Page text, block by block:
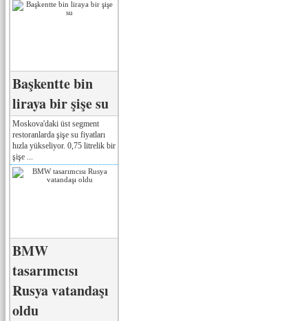
Başkentte bin
liraya bir şişe su
Moskova'daki üst segment
restoranlarda şişe su fiyatları
hızla yükseliyor. 0,75 litrelik bir
şişe ...
BMW
tasarımcısı
Rusya vatandaşı
oldu